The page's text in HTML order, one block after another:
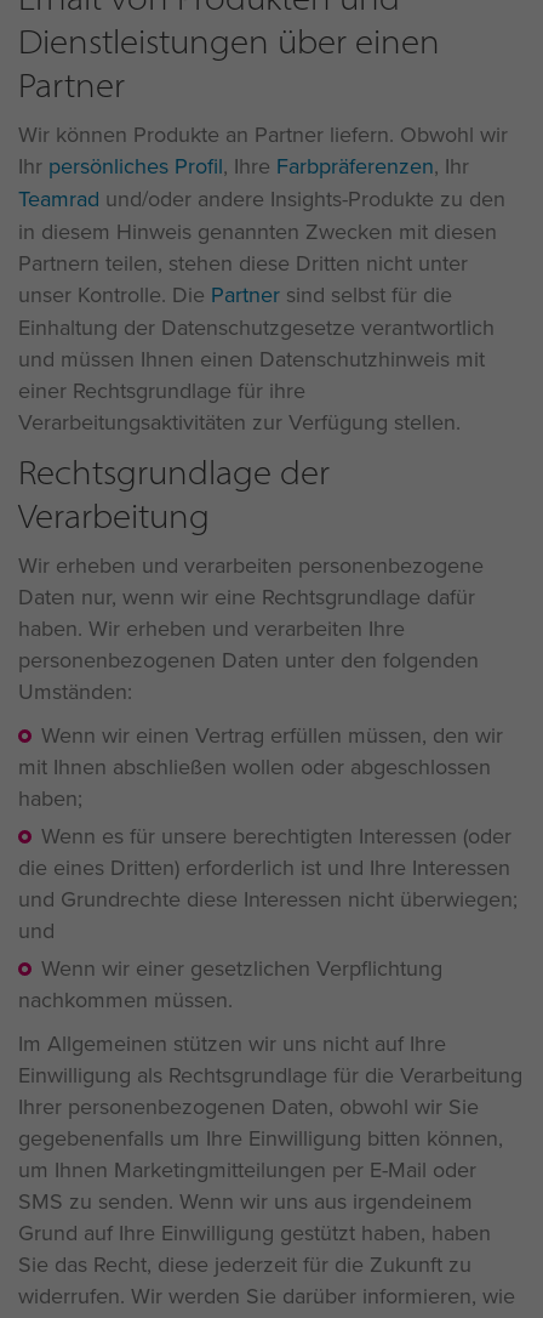
Dienstleistungen über einen
Partner
Wir können Produkte an Partner liefern. Obwohl wir
Ihr persönliches Profil, Ihre Farbpräferenzen, Ihr
Teamrad und/oder andere Insights-Produkte zu den
in diesem Hinweis genannten Zwecken mit diesen
Partnern teilen, stehen diese Dritten nicht unter
unser Kontrolle. Die Partner sind selbst für die
Einhaltung der Datenschutzgesetze verantwortlich
und müssen Ihnen einen Datenschutzhinweis mit
einer Rechtsgrundlage für ihre
Verarbeitungsaktivitäten zur Verfügung stellen.
Rechtsgrundlage der
Verarbeitung
Wir erheben und verarbeiten personenbezogene
Daten nur, wenn wir eine Rechtsgrundlage dafür
haben. Wir erheben und verarbeiten Ihre
personenbezogenen Daten unter den folgenden
Umständen:
Wenn wir einen Vertrag erfüllen müssen, den wir
mit Ihnen abschließen wollen oder abgeschlossen
haben;
Wenn es für unsere berechtigten Interessen (oder
die eines Dritten) erforderlich ist und Ihre Interessen
und Grundrechte diese Interessen nicht überwiegen;
und
Wenn wir einer gesetzlichen Verpflichtung
nachkommen müssen.
Im Allgemeinen stützen wir uns nicht auf Ihre
Einwilligung als Rechtsgrundlage für die Verarbeitung
Ihrer personenbezogenen Daten, obwohl wir Sie
gegebenenfalls um Ihre Einwilligung bitten können,
um Ihnen Marketingmitteilungen per E-Mail oder
SMS zu senden. Wenn wir uns aus irgendeinem
Grund auf Ihre Einwilligung gestützt haben, haben
Sie das Recht, diese jederzeit für die Zukunft zu
widerrufen. Wir werden Sie darüber informieren, wie